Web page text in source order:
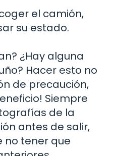
el camión,
su estado.
¿Hay alguna
Hacer esto no
de precaución,
Siempre
de la
antes de salir,
no tener que